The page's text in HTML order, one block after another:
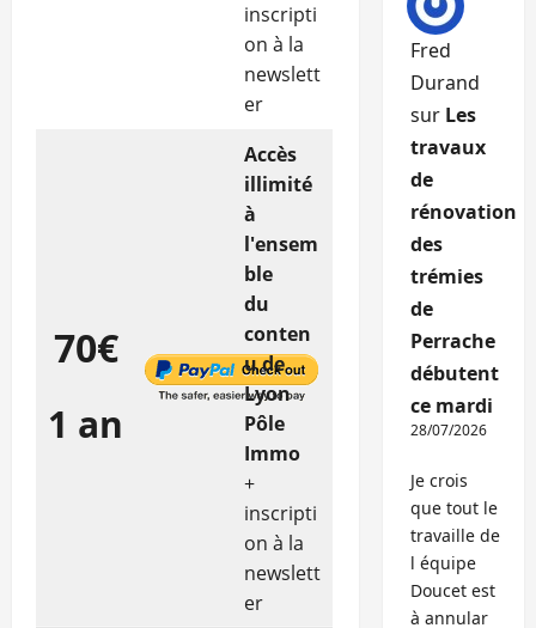
inscripti
on à la
newslett
er
70€
1 an
Accès
illimité
à
l'ensem
ble
du
conten
u de
Lyon
Pôle
Immo
+
inscripti
on à la
newslett
er
Fred
Durand
sur Les
travaux
de
rénovation
des
trémies
de
Perrache
débutent
ce mardi
28/07/2026
Je crois
que tout le
travaille de
l équipe
Doucet est
à annular